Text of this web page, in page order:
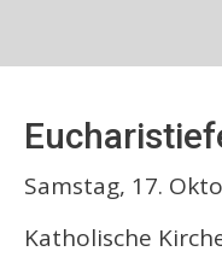
Samstag, 17.
Katholische